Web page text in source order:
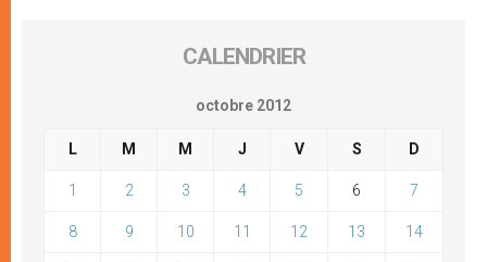
CALENDRIER
octobre 2012
L M M J V S D
1 2 3 4 5 6 7
8 9 10 11 12 13 14